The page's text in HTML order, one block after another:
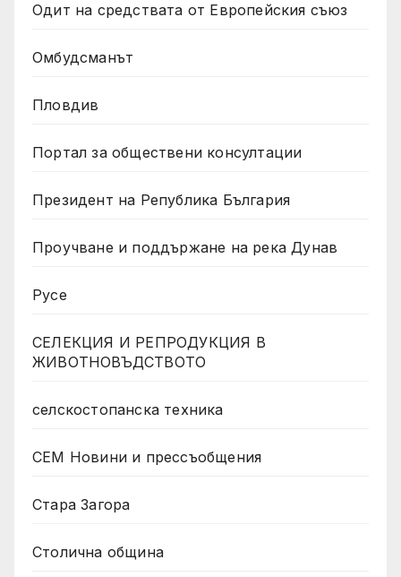
Одит на средствата от Европейския съюз
Омбудсманът
Пловдив
Портал за обществени консултации
Президент на Република България
Проучване и поддържане на река Дунав
Русе
СЕЛЕКЦИЯ И РЕПРОДУКЦИЯ В
ЖИВОТНОВЪДСТВОТО
селскостопанска техника
СЕМ Новини и прессъобщения
Стара Загора
Столична община